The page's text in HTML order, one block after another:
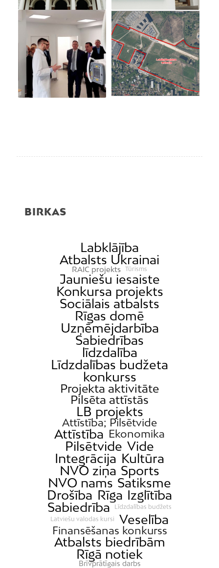
BIRKAS
Labklājība
Atbalsts Ukrainai
RAIC projekts Tūrisms
Jauniešu iesaiste
Konkursa projekts
Sociālais atbalsts
Rīgas domē
Uzņēmējdarbība
Sabiedrības
līdzdalība
Līdzdalības budžeta
konkurss
Projekta aktivitāte
Pilsēta attīstās
LB projekts
Attīstība; Pilsētvide
Attīstība Ekonomika
Pilsētvide Vide
Integrācija Kultūra
NVO ziņa Sports
NVO nams Satiksme
Drošība Rīga Izglītība
Sabiedrība
Līdzdalības budžets
Latviešu valodas kursi
Veselība
Finansēšanas konkurss
Atbalsts biedrībām
Rīgā notiek
Brīvprātīgais darbs